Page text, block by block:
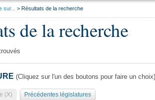
sur... Résultats de la recherche
de la recherche
(Cliquez sur l'un des boutons pour faire un choix)
(X) Précédentes législatures